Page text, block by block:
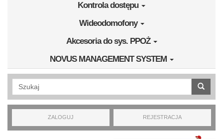
Kontrola dostępu
Wideodomofony
Akcesoria do sys. PPOŻ
NOVUS MANAGEMENT SYSTEM
Wyszukiwanie pełnotekstowe
ZALOGUJ REJESTRACJA